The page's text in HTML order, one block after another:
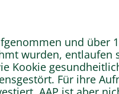
und über
wurden, entlaufen
Kookie
Für ihre